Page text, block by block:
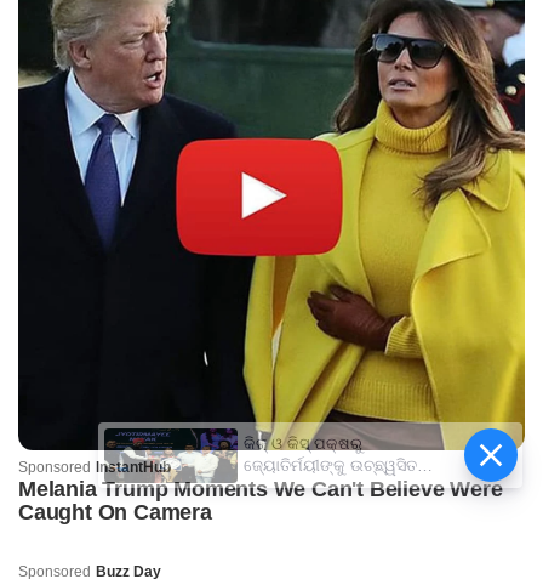
କିଟ୍‍ ଓ କିସ୍‍ ପକ୍ଷରୁ
ଜ୍ୟୋତିର୍ମୟୀଙ୍କୁ ଉଚ୍ଛ୍ୱସିତ
ସମ୍ବର୍ଦ୍ଧନା; ୫ଲକ୍ଷ ଟଙ୍କାର